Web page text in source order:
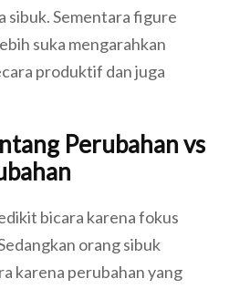
sibuk. Sementara figure
suka mengarahkan
produktif dan juga
Perubahan vs
bicara karena fokus
orang sibuk
karena perubahan yang